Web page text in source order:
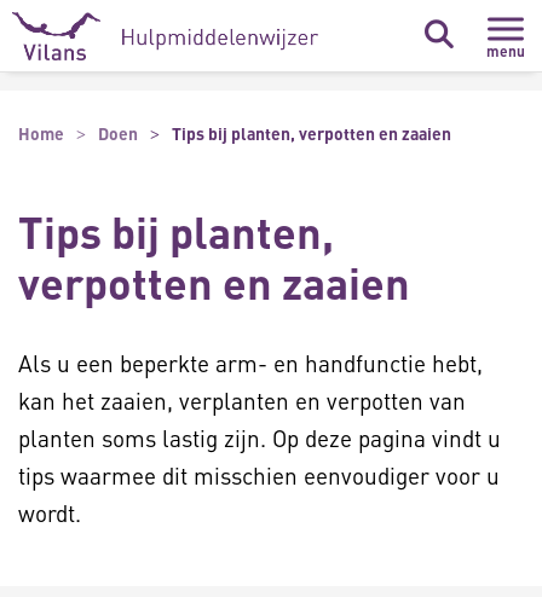
Naar hoofdinhoud
Naar footer
menu
Home Doen Tips bij planten, verpotten en zaaien
Tips bij planten,
verpotten en zaaien
Als u een beperkte arm- en handfunctie hebt,
kan het zaaien, verplanten en verpotten van
planten soms lastig zijn. Op deze pagina vindt u
tips waarmee dit misschien eenvoudiger voor u
wordt.